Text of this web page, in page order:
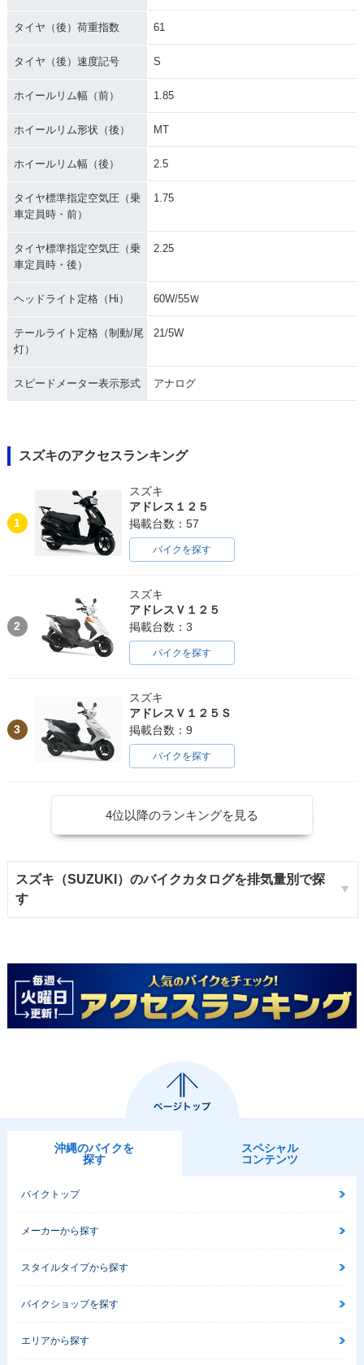
タイヤ（後）荷重指数 61
タイヤ（後）速度記号 S
ホイールリム幅（前） 1.85
ホイールリム形状（後） MT
ホイールリム幅（後） 2.5
タイヤ標準指定空気圧（乗
車定員時・前）
1.75
タイヤ標準指定空気圧（乗
車定員時・後）
2.25
ヘッドライト定格（Hi） 60W/55Ｗ
テールライト定格（制動/尾
灯）
21/5W
スピードメーター表示形式 アナログ
スズキのアクセスランキング
1
スズキ
アドレス１２５
掲載台数：57
バイクを探す
2
スズキ
アドレスＶ１２５
掲載台数：3
バイクを探す
3
スズキ
アドレスＶ１２５Ｓ
掲載台数：9
バイクを探す
4位以降のランキングを見る
スズキ（SUZUKI）のバイクカタログを排気量別で探
す
沖縄のバイクを
探す
スペシャル
コンテンツ
バイクトップ
メーカーから探す
スタイルタイプから探す
バイクショップを探す
エリアから探す